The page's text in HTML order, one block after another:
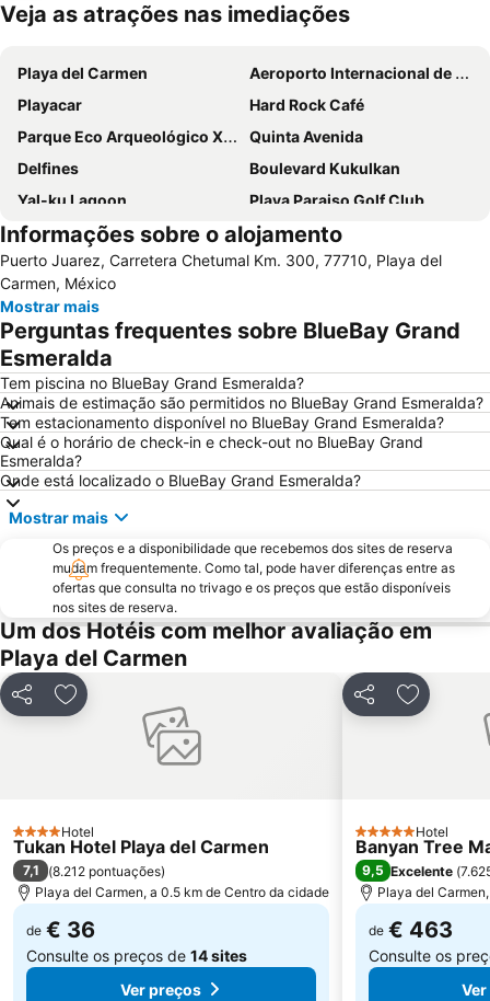
Ampliar mapa
Veja as atrações nas imediações
Playa del Carmen
Aeroporto Internacional de Cancún
Playacar
Hard Rock Café
Parque Eco Arqueológico Xcaret
Quinta Avenida
Delfines
Boulevard Kukulkan
Yal-ku Lagoon
Playa Paraiso Golf Club
Latin-American Algorithms, Graphs and Optimization Symposium
Playa de San Francisco
Cenote Barceló Maya
Informações sobre o alojamento
Puerto Juarez, Carretera Chetumal Km. 300, 77710, Playa del
Carmen, México
Mostrar mais
Perguntas frequentes sobre BlueBay Grand
Esmeralda
Tem piscina no BlueBay Grand Esmeralda?
Animais de estimação são permitidos no BlueBay Grand Esmeralda?
Tem estacionamento disponível no BlueBay Grand Esmeralda?
Qual é o horário de check-in e check-out no BlueBay Grand
Esmeralda?
Onde está localizado o BlueBay Grand Esmeralda?
Mostrar mais
Os preços e a disponibilidade que recebemos dos sites de reserva
mudam frequentemente. Como tal, pode haver diferenças entre as
ofertas que consulta no trivago e os preços que estão disponíveis
nos sites de reserva.
Um dos Hotéis com melhor avaliação em
Playa del Carmen
PartilharAdicionar aos favoritos
4 Estrelas
Hotel
Tukan Hotel Playa del Carmen
7,1 (8.212 pontuações)
Playa del Carmen, a 0.5 km de Centro da cidade
de € 36
Consulte os preços de 14 sites
Ver preços
Partilhar
5 EstrelasHotel
Banyan Tree
9,5 Excelente (
Playa del
de € 463
Consulte os